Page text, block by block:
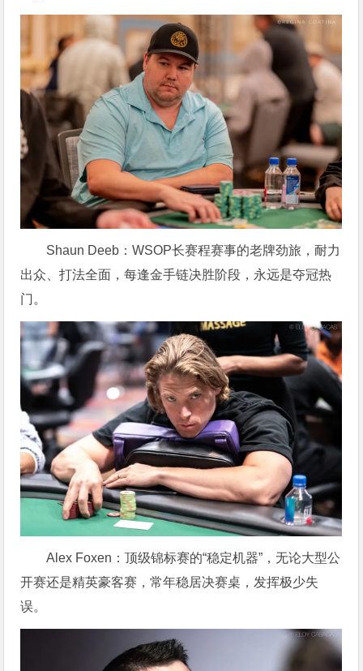
Shaun Deeb：WSOP长赛程赛事的老牌劲旅，耐力
出众、打法全面，每逢金手链决胜阶段，永远是夺冠热
门。
Alex Foxen：顶级锦标赛的“稳定机器”，无论大型公
开赛还是精英豪客赛，常年稳居决赛桌，发挥极少失
误。